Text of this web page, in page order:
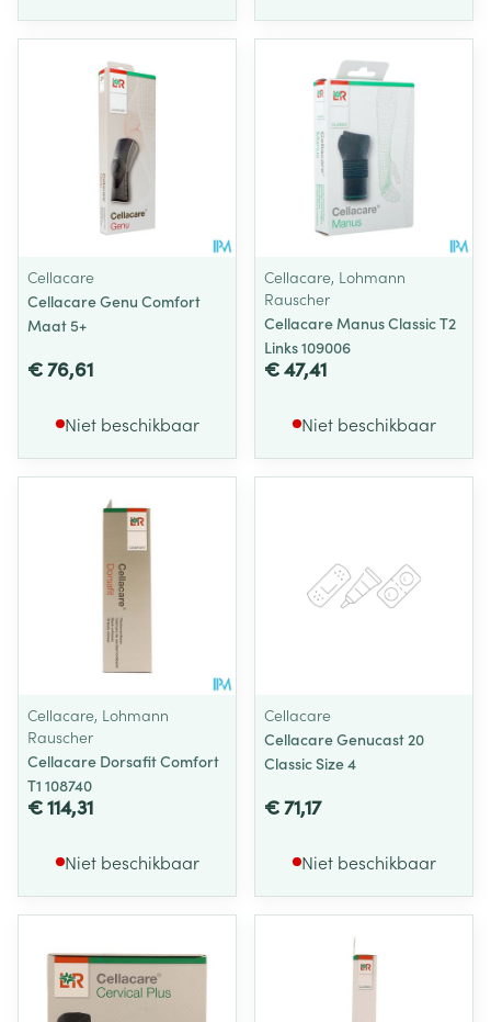
Cellacare
Cellacare Genu Comfort
Maat 5+
€ 76,61
Niet beschikbaar
Cellacare, Lohmann
Rauscher
Cellacare Manus Classic T2
Links 109006
€ 47,41
Niet beschikbaar
Cellacare, Lohmann
Rauscher
Cellacare Dorsafit Comfort
T1 108740
€ 114,31
Niet beschikbaar
Cellacare
Cellacare Genucast 20
Classic Size 4
€ 71,17
Niet beschikbaar